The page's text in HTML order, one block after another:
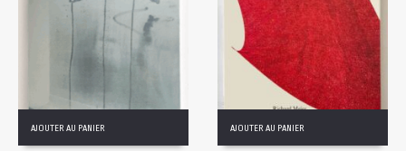
AJOUTER AU PANIER AJOUTER AU PANIER